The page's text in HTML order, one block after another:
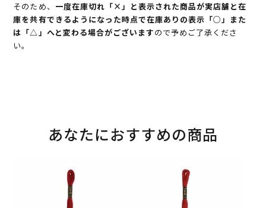
そのため、 一度在庫切れ「×」と表示された商品が実店舗と在
庫を共有できるようになった時点で在庫ありの表示「○」また
は「△」へと変わる場合がございますので予めご了承くださ
い。
あなたにおすすめの商品